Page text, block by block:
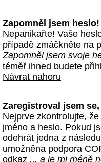
Zapomněl jsem heslo!
Nepanikařte! Vaše
případě zmáčkněte na
Zapomněl jsem svoje
téměř ihned budete
Návrat nahoru
Zaregistroval jsem
Nejprve zkontrolujte,
jméno a heslo. Pokud
odehrát jedna z
umožněna podpora
odkaz ... a je mi méně